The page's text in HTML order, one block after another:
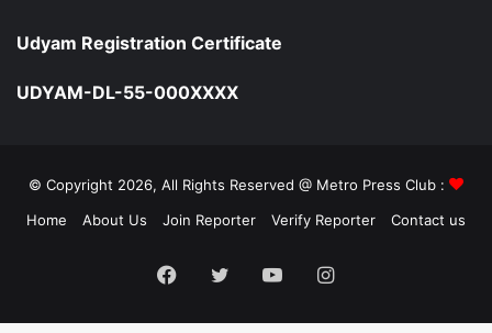
Udyam Registration Certificate
UDYAM-DL-55-000XXXX
© Copyright 2026, All Rights Reserved @ Metro Press Club :
Home
About Us Join Reporter Verify Reporter Contact us
Facebook
TwitterYouTubeInstagram